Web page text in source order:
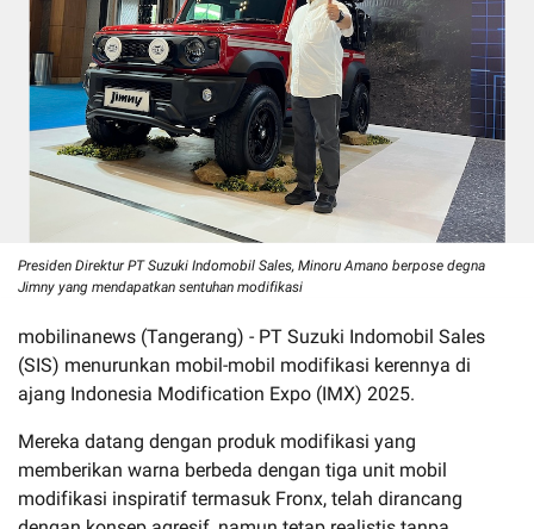
Presiden Direktur PT Suzuki Indomobil Sales, Minoru Amano berpose degna
Jimny yang mendapatkan sentuhan modifikasi
mobilinanews (Tangerang) - PT Suzuki Indomobil Sales
(SIS) menurunkan mobil-mobil modifikasi kerennya di
ajang Indonesia Modification Expo (IMX) 2025.
Mereka datang dengan produk modifikasi yang
memberikan warna berbeda dengan tiga unit mobil
modifikasi inspiratif termasuk Fronx, telah dirancang